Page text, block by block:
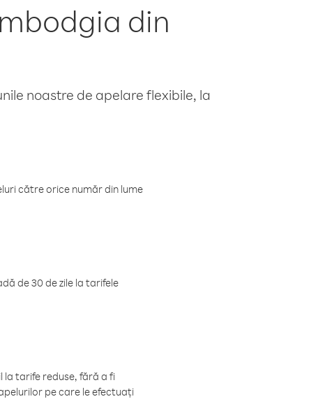
din
noastre de apelare flexibile, la
către orice număr din lume
de 30 de zile la tarifele
la tarife reduse, fără a fi
pe care le efectuați